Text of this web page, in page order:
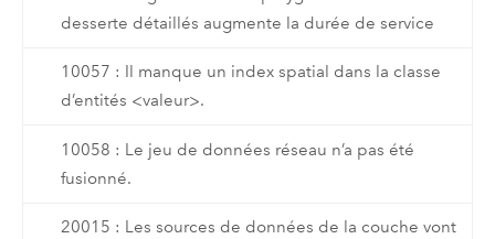
desserte détaillés augmente la durée de service
10057 : Il manque un index spatial dans la classe
d’entités <valeur>.
10058 : Le jeu de données réseau n’a pas été
fusionné.
20015 : Les sources de données de la couche vont